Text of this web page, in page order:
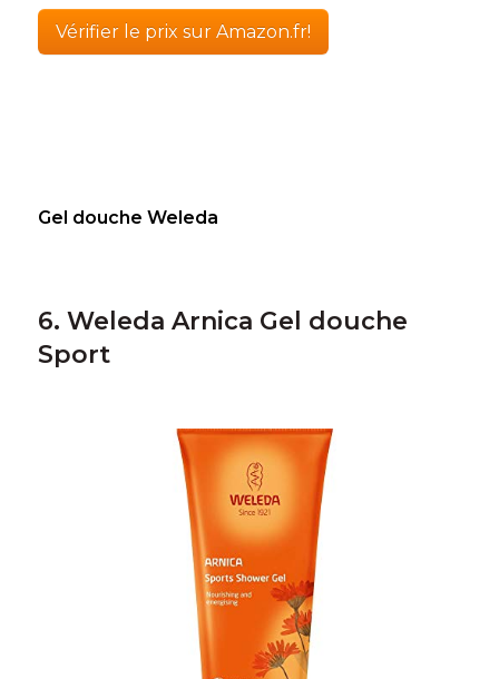
Vérifier le prix sur Amazon.fr!
Gel douche Weleda
6. Weleda Arnica Gel douche
Sport